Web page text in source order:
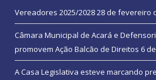
Vereadores 2025/202828 de fevereiro
Câmara Municipal de Acará e
promovem Ação Balcão de Direitos 6
A Casa Legislativa esteve marcando